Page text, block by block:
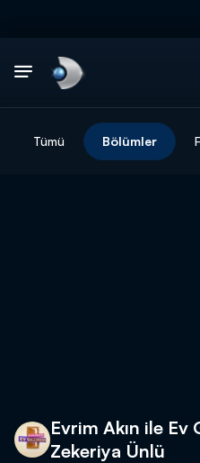
Tümü Bölümler
Evrim Akın ile Ev
Zekeriya Ünlü